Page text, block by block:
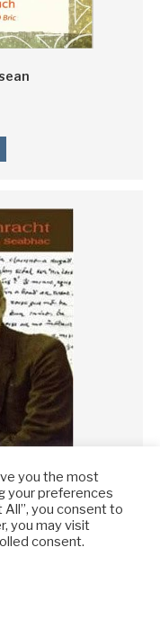
you the most
your preferences
you consent to
you may visit
consent.